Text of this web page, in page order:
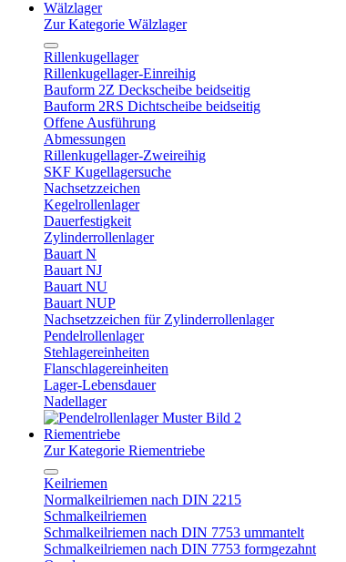
Wälzlager
Zur Kategorie Wälzlager
Rillenkugellager
Rillenkugellager-Einreihig
Bauform 2Z Deckscheibe beidseitig
Bauform 2RS Dichtscheibe beidseitig
Offene Ausführung
Abmessungen
Rillenkugellager-Zweireihig
SKF Kugellagersuche
Nachsetzzeichen
Kegelrollenlager
Dauerfestigkeit
Zylinderrollenlager
Bauart N
Bauart NJ
Bauart NU
Bauart NUP
Nachsetzzeichen für Zylinderrollenlager
Pendelrollenlager
Stehlagereinheiten
Flanschlagereinheiten
Lager-Lebensdauer
Nadellager
Riementriebe
Zur Kategorie Riementriebe
Keilriemen
Normalkeilriemen nach DIN 2215
Schmalkeilriemen
Schmalkeilriemen nach DIN 7753 ummantelt
Schmalkeilriemen nach DIN 7753 formgezahnt